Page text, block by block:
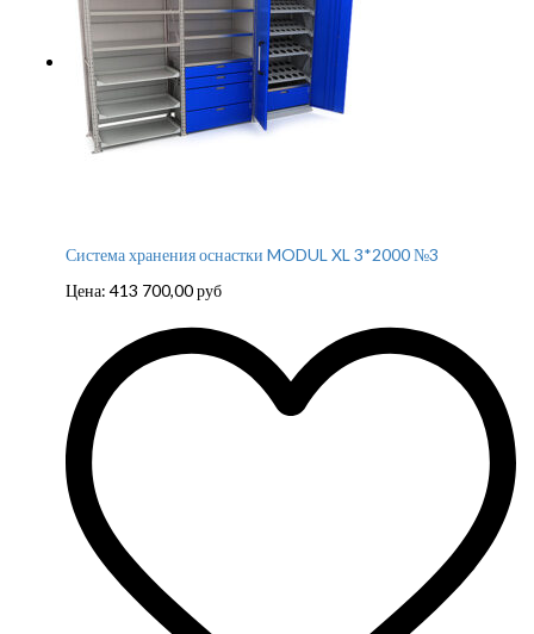
Система хранения оснастки MODUL XL 3*2000 №3
Цена: 413 700,00руб